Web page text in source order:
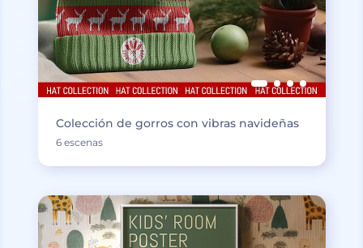
Colección de gorros con vibras navideñas
6 escenas